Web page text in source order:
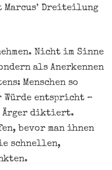
Marcus’ Dreiteilung
Nicht im Sinne
als Anerkennen
Menschen so
entspricht –
Ärger diktiert.
bevor man ihnen
schnellen,